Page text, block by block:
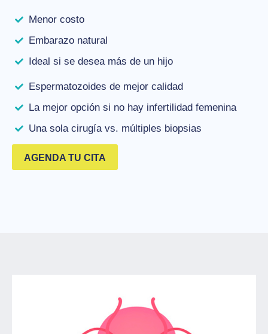
Menor costo
Embarazo natural
Ideal si se desea más de un hijo
Espermatozoides de mejor calidad
La mejor opción si no hay infertilidad femenina
Una sola cirugía vs. múltiples biopsias
AGENDA TU CITA